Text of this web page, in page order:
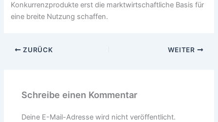
Konkurrenzprodukte erst die marktwirtschaftliche Basis für
eine breite Nutzung schaffen.
ZURÜCK WEITER
Schreibe einen Kommentar
Deine E-Mail-Adresse wird nicht veröffentlicht.